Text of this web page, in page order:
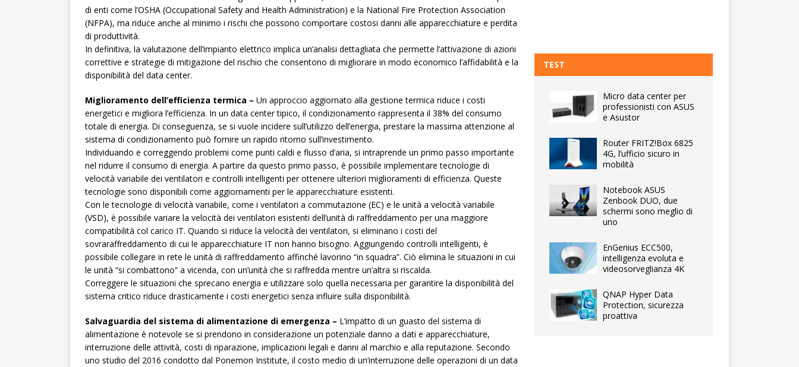
di enti come l’OSHA (Occupational Safety and Health Administration) e la National Fire Protection Association
(NFPA), ma riduce anche al minimo i rischi che possono comportare costosi danni alle apparecchiature e perdita
di produttività.
In definitiva, la valutazione dell’impianto elettrico implica un’analisi dettagliata che permette l’attivazione di azioni
correttive e strategie di mitigazione del rischio che consentono di migliorare in modo economico l’affidabilità e la
disponibilità del data center.
Miglioramento dell’efficienza termica – Un approccio aggiornato alla gestione termica riduce i costi
energetici e migliora l’efficienza. In un data center tipico, il condizionamento rappresenta il 38% del consumo
totale di energia. Di conseguenza, se si vuole incidere sull’utilizzo dell’energia, prestare la massima attenzione al
sistema di condizionamento può fornire un rapido ritorno sull’investimento.
Individuando e correggendo problemi come punti caldi e flusso d’aria, si intraprende un primo passo importante
nel ridurre il consumo di energia. A partire da questo primo passo, è possibile implementare tecnologie di
velocità variabile dei ventilatori e controlli intelligenti per ottenere ulteriori miglioramenti di efficienza. Queste
tecnologie sono disponibili come aggiornamenti per le apparecchiature esistenti.
Con le tecnologie di velocità variabile, come i ventilatori a commutazione (EC) e le unità a velocità variabile
(VSD), è possibile variare la velocità dei ventilatori esistenti dell’unità di raffreddamento per una maggiore
compatibilità col carico IT. Quando si riduce la velocità dei ventilatori, si eliminano i costi del
sovraraffreddamento di cui le apparecchiature IT non hanno bisogno. Aggiungendo controlli intelligenti, è
possibile collegare in rete le unità di raffreddamento affinché lavorino “in squadra”. Ciò elimina le situazioni in cui
le unità “si combattono” a vicenda, con un’unità che si raffredda mentre un’altra si riscalda.
Correggere le situazioni che sprecano energia e utilizzare solo quella necessaria per garantire la disponibilità del
sistema critico riduce drasticamente i costi energetici senza influire sulla disponibilità.
Salvaguardia del sistema di alimentazione di emergenza – L’impatto di un guasto del sistema di
alimentazione è notevole se si prendono in considerazione un potenziale danno a dati e apparecchiature,
interruzione delle attività, costi di riparazione, implicazioni legali e danni al marchio e alla reputazione. Secondo
uno studio del 2016 condotto dal Ponemon Institute, il costo medio di un’interruzione delle operazioni di un data
TEST
Micro data center per
professionisti con ASUS
e Asustor
Router FRITZ!Box 6825
4G, l’ufficio sicuro in
mobilità
Notebook ASUS
Zenbook DUO, due
schermi sono meglio di
uno
EnGenius ECC500,
intelligenza evoluta e
videosorveglianza 4K
QNAP Hyper Data
Protection, sicurezza
proattiva